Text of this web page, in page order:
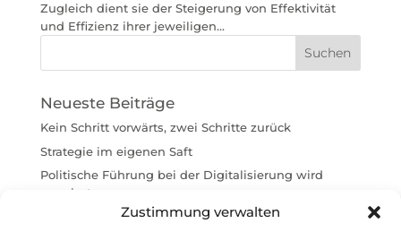
Zustimmung verwalten
Zugleich dient sie der Steigerung von Effektivität
und Effizienz ihrer jeweiligen...
Neueste Beiträge
Kein Schritt vorwärts, zwei Schritte zurück
Strategie im eigenen Saft
Politische Führung bei der Digitalisierung wird
vermisst
Verwaltungsdigitalisierung im Koalitionsvertrag